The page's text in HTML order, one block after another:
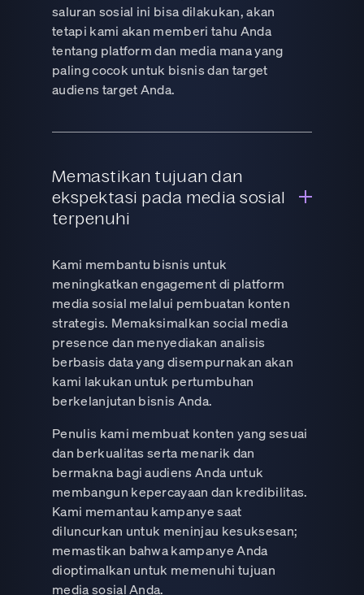
saluran sosial ini bisa dilakukan, akan
tetapi kami akan memberi tahu Anda
tentang platform dan media mana yang
paling cocok untuk bisnis dan target
audiens target Anda.
Memastikan tujuan dan
ekspektasi pada media sosial
terpenuhi
Kami membantu bisnis untuk
meningkatkan engagement di platform
media sosial melalui pembuatan konten
strategis. Memaksimalkan social media
presence dan menyediakan analisis
berbasis data yang disempurnakan akan
kami lakukan untuk pertumbuhan
berkelanjutan bisnis Anda.
Penulis kami membuat konten yang sesuai
dan berkualitas serta menarik dan
bermakna bagi audiens Anda untuk
membangun kepercayaan dan kredibilitas.
Kami memantau kampanye saat
diluncurkan untuk meninjau kesuksesan;
memastikan bahwa kampanye Anda
dioptimalkan untuk memenuhi tujuan
media sosial Anda.